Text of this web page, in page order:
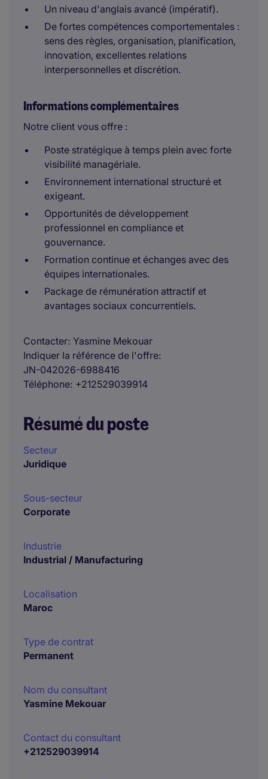
Un niveau d'anglais avancé (impératif).
De fortes compétences comportementales :
sens des règles, organisation, planification,
innovation, excellentes relations
interpersonnelles et discrétion.
Informations complémentaires
Notre client vous offre :
Poste stratégique à temps plein avec forte
visibilité managériale.
Environnement international structuré et
exigeant.
Opportunités de développement
professionnel en compliance et
gouvernance.
Formation continue et échanges avec des
équipes internationales.
Package de rémunération attractif et
avantages sociaux concurrentiels.
Contacter Yasmine Mekouar
Indiquer la référence de l'offre
JN-042026-6988416
Téléphone +212529039914
Résumé du poste
Secteur
Juridique
Sous-secteur
Corporate
Industrie
Industrial / Manufacturing
Localisation
Maroc
Type de contrat
Permanent
Nom du consultant
Yasmine Mekouar
Contact du consultant
+212529039914